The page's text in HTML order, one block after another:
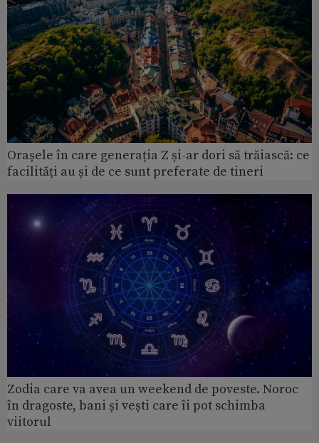
Orașele în care generația Z și-ar dori să trăiască: ce
facilități au și de ce sunt preferate de tineri
Zodia care va avea un weekend de poveste. Noroc
în dragoste, bani și vești care îi pot schimba
viitorul